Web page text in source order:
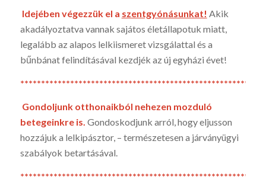
Idejében végezzük el a szentgyónásunkat! Akik
akadályoz­tatva van­nak sajátos életállapotuk miatt,
legalább az alapos lelki­ismeret vizs­gálattal és a
bűnbánat felindításával kezdjék az új egyházi évet!
*********************************************************
Gondoljunk otthonaikból nehezen mozduló
betegeinkre is. Gondoskod­junk arról, hogy eljusson
hozzájuk a lelkipász­tor, – természetesen a járványügyi
szabályok betartásával.
*********************************************************